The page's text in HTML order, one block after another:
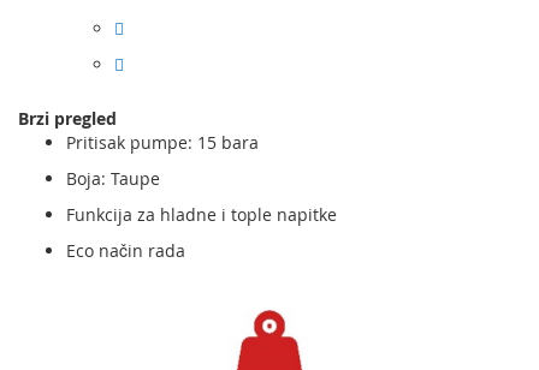
Brzi pregled
Pritisak pumpe: 15 bara
Boja: Taupe
Funkcija za hladne i tople napitke
Eco način rada